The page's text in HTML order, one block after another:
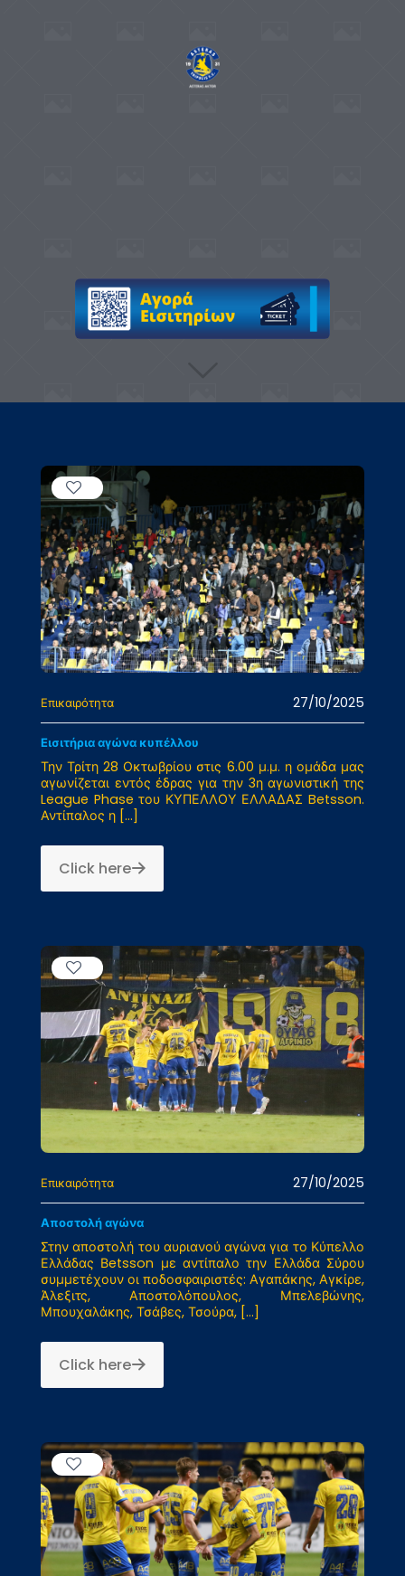
Επικαιρότητα 27/10/2025
Εισιτήρια αγώνα κυπέλλου
Την Τρίτη 28 Οκτωβρίου στις 6.00 μ.μ. η ομάδα μας
αγωνίζεται εντός έδρας για την 3η αγωνιστική της
League Phase του ΚΥΠΕΛΛΟΥ ΕΛΛΑΔΑΣ Betsson.
Αντίπαλος η […]
Click here
Επικαιρότητα 27/10/2025
Αποστολή αγώνα
Στην αποστολή του αυριανού αγώνα για το Κύπελλο
Ελλάδας Βetsson με αντίπαλο την Ελλάδα Σύρου
συμμετέχουν οι ποδοσφαιριστές: Αγαπάκης, Αγκίρε,
Άλεξιτς, Αποστολόπουλος, Μπελεβώνης,
Μπουχαλάκης, Τσάβες, Τσούρα, […]
Click here